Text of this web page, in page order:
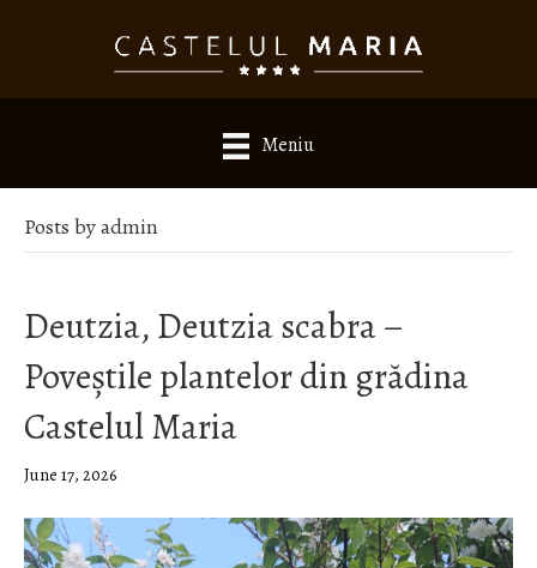
Meniu
Posts by admin
Deutzia, Deutzia scabra –
Poveștile plantelor din grădina
Castelul Maria
June 17, 2026